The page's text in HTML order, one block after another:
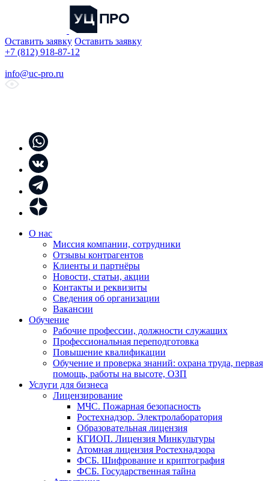
Оставить заявку Оставить заявку
+7 (812) 918-87-12
info@uc-pro.ru
О нас
Миссия компании, сотрудники
Отзывы контрагентов
Клиенты и партнёры
Новости, статьи, акции
Контакты и реквизиты
Сведения об организации
Вакансии
Обучение
Рабочие профессии, должности служащих
Профессиональная переподготовка
Повышение квалификации
Обучение и проверка знаний: охрана труда, первая
помощь, работы на высоте, ОЗП
Услуги для бизнеса
Лицензирование
МЧС. Пожарная безопасность
Ростехнадзор. Электролаборатория
Образовательная лицензия
КГИОП. Лицензия Минкультуры
Атомная лицензия Ростехнадзора
ФСБ. Шифрование и криптография
ФСБ. Государственная тайна